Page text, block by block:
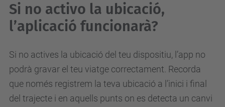
Si no activo la ubicació,
l’aplicació funcionarà?
Si no actives la ubicació del teu dispositiu, l’app no
podrà gravar el teu viatge correctament. Recorda
que només registrem la teva ubicació a l’inici i final
del trajecte i en aquells punts on es detecta un canvi